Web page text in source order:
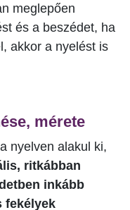
meglepően
és a beszédet, ha
akkor a nyelést is
mérete
nyelven alakul ki,
ritkábban
inkább
fekélyek